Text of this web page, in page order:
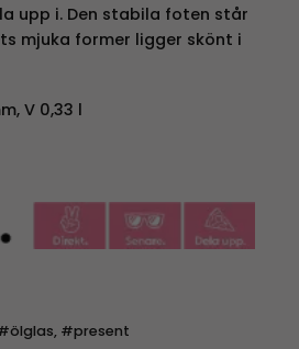
upp i. Den stabila foten står
mjuka former ligger skönt i
V 0,33 l
, #present